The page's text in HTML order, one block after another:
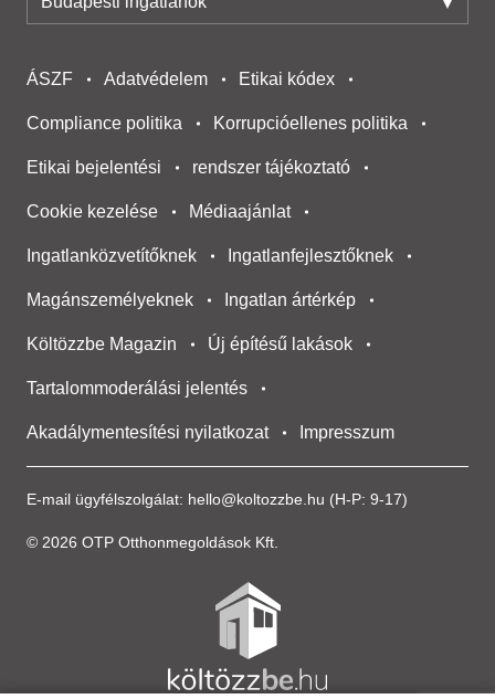
E-mail ügyfélszolgálat: hello@koltozzbe.hu (H-P: 9-17)
© 2026 OTP Otthonmegoldások Kft.
ÁSZF Adatvédelem Etikai kódex
Compliance politika Korrupcióellenes politika
Etikai bejelentési rendszer tájékoztató
Cookie kezelése Médiaajánlat
Ingatlanközvetítőknek Ingatlanfejlesztőknek
Magánszemélyeknek Ingatlan ártérkép
Költözzbe Magazin Új építésű lakások
Tartalommoderálási jelentés
Akadálymentesítési nyilatkozat Impresszum